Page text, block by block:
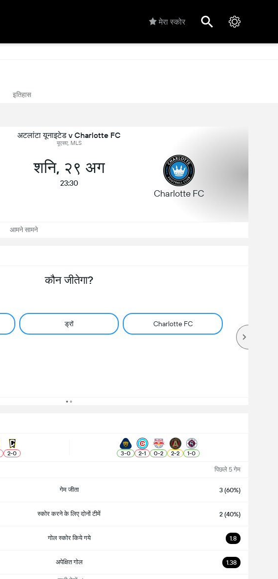
मेरा स्कोर
इतिहास
अटलांटा यूनाइटेड v Charlotte FC
यूएसए, MLS
शनि, २९ अग
23:30
Charlotte FC
आमने सामने
कौन जीतेगा?
ड्रॉ Charlotte FC
2-0 3-0 2-1 0-2 2-2 1-0
पिछले 5 गेम
गेम जीता 3 (60%)
स्कोर करने के लिए दोनों टीमें 2 (40%)
गोल स्कोर किये गये 1.8
अपेक्षित गोल 1.38